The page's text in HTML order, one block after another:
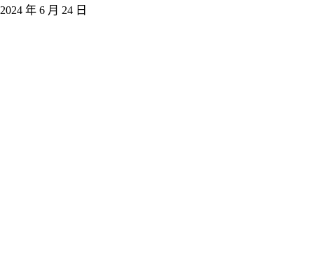
2024 年 6 月 24 日